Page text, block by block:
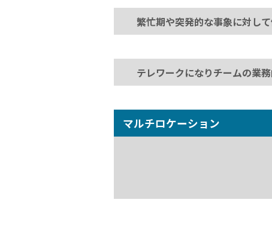
繁忙期や突発的な事象に対し
テレワークになりチームの業
マルチロケーション